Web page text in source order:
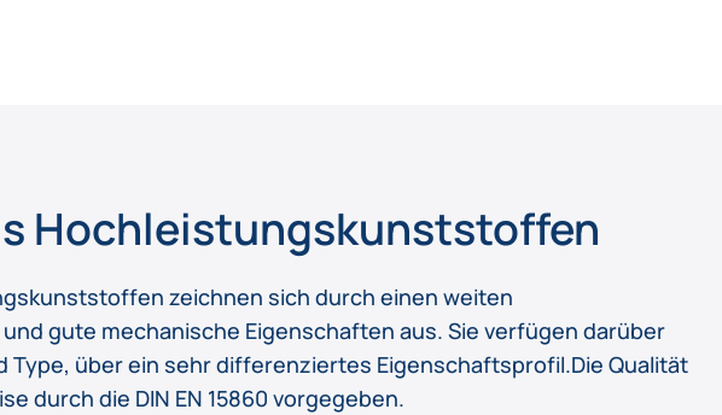
Hochleistungskunststoffen
zeichnen sich durch einen weiten
gute mechanische Eigenschaften aus. Sie verfügen darüber
Type, über ein sehr differenziertes Eigenschaftsprofil.Die Qualität
durch die DIN EN 15860 vorgegeben.